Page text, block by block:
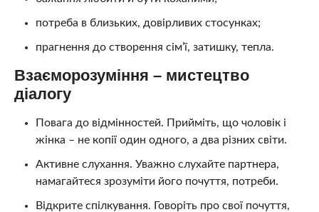
потреба в близьких, довірливих стосунках;
прагнення до створення сім’ї, затишку, тепла.
Взаєморозуміння – мистецтво
діалогу
Повага до відмінностей. Прийміть, що чоловік і
жінка – не копії один одного, а два різних світи.
Активне слухання. Уважно слухайте партнера,
намагайтеся зрозуміти його почуття, потреби.
Відкрите спілкування. Говоріть про свої почуття,